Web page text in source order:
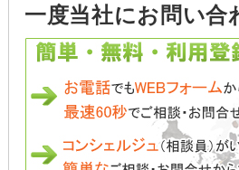
一度当社にお問い